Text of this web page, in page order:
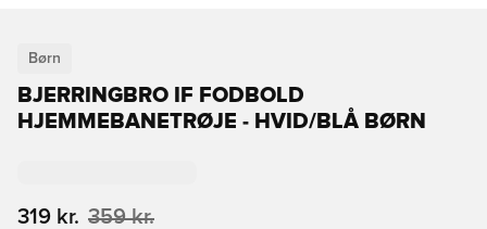
Børn
BJERRINGBRO IF FODBOLD
HJEMMEBANETRØJE - HVID/BLÅ BØRN
319 kr. 359 kr.